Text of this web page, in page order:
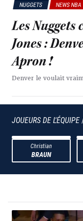
NUGGETS NEWS NBA
Les Nuggets
Jones :
Apron !
Denver le voulait
JOUEURS DE L'ÉQUIPE
Christian
BRAUN